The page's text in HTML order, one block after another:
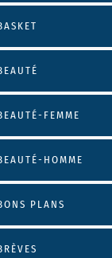
FEMME
HOMME
PLANS